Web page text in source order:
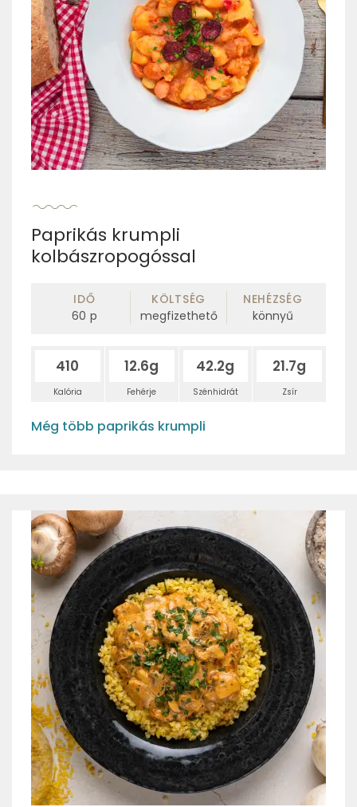
Paprikás krumpli
kolbászropogóssal
IDŐ
60 p
KÖLTSÉG
megfizethető
NEHÉZSÉG
könnyű
410
Kalória
12.6g
Fehérje
42.2g
Szénhidrát
21.7g
Zsír
Még több paprikás krumpli